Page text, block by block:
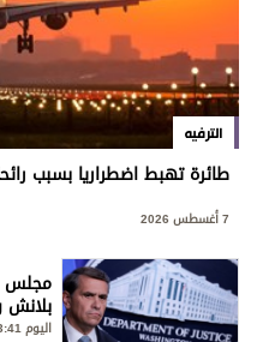
الترفيه
طائرة تهبط اضطراريا بسبب
مجلس
بلانش
اليوم 13:41